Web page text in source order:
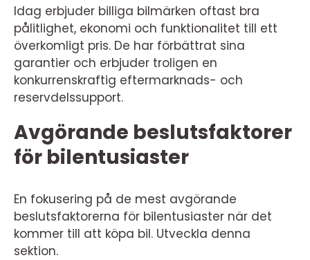
Idag erbjuder billiga bilmärken oftast bra
pålitlighet, ekonomi och funktionalitet till ett
överkomligt pris. De har förbättrat sina
garantier och erbjuder troligen en
konkurrenskraftig eftermarknads- och
reservdelssupport.
Avgörande beslutsfaktorer
för bilentusiaster
En fokusering på de mest avgörande
beslutsfaktorerna för bilentusiaster när det
kommer till att köpa bil. Utveckla denna
sektion.